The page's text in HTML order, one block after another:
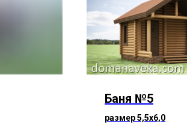
Баня №5
размер 5,5х6,0